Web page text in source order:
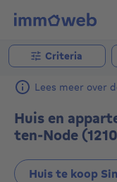
Criteria
Lees meer over
Huis en
ten-Node
Huis te koop